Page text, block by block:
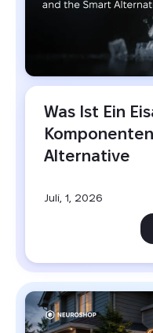
Was Ist Ein
Alternative
Juli, 1, 2026